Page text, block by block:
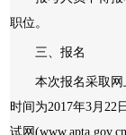
职位。
三、报名
本次报名采取网
时间为2017年3月22
试网